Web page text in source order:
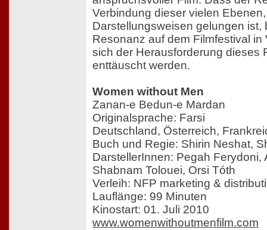
Verbindung dieser vielen
Darstellungsweisen gelungen ist,
Resonanz auf dem Filmfestival in
sich der Herausforderung dieses
enttäuscht werden.
Women without Men
Zanan-e Bedun-e Mardan
Originalsprache: Farsi
Deutschland, Österreich,
Buch und Regie: Shirin Neshat,
DarstellerInnen: Pegah Ferydoni,
Shabnam Tolouei, Orsi Tóth
Verleih: NFP marketing &
Lauflänge: 99 Minuten
Kinostart: 01. Juli 2010
www.womenwithoutmenfilm.com